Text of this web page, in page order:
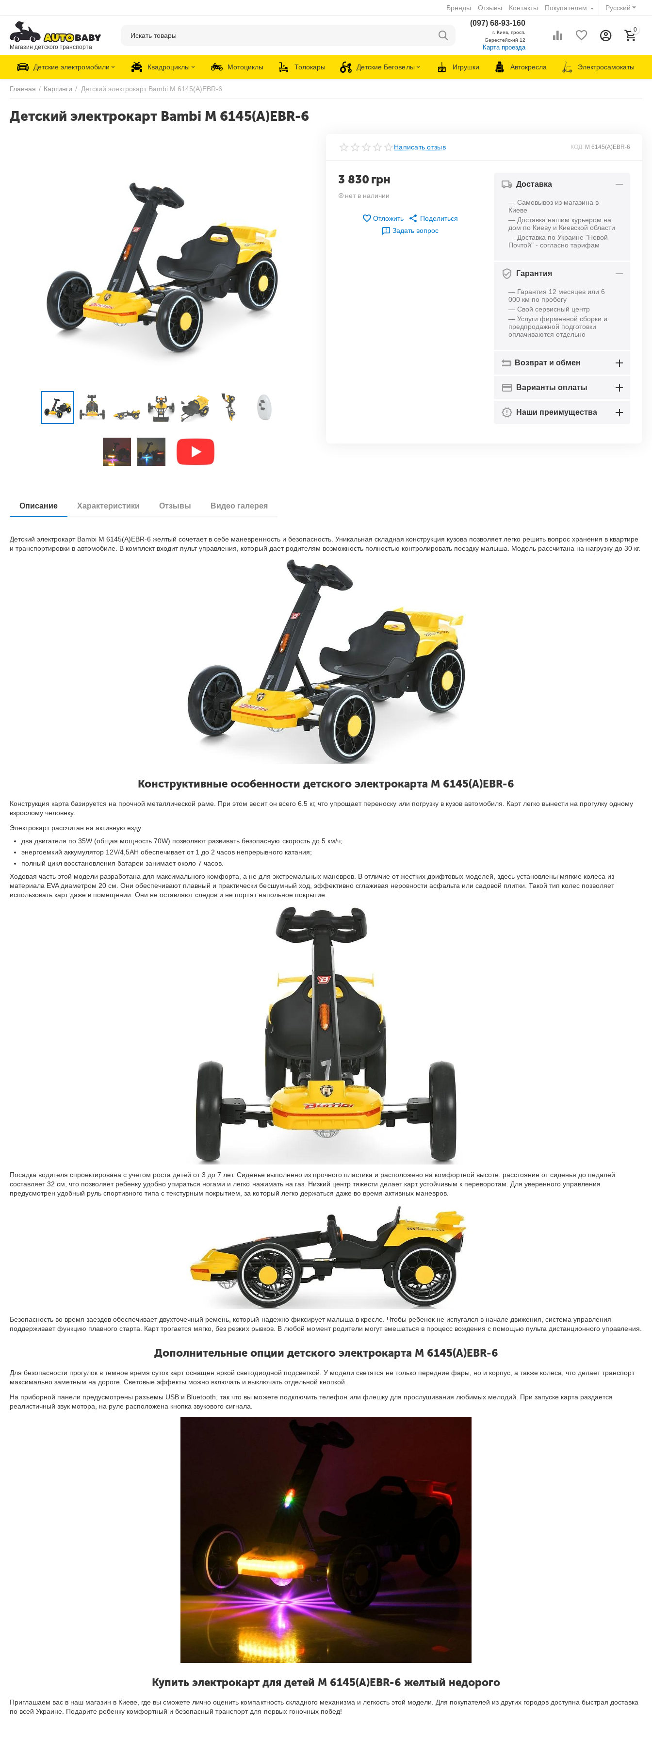
Русский
Бренды Отзывы Контакты Покупателям
Магазин детского транспорта
(097) 68-93-160
г. Киев, просп.
Берестейский 12
Карта проезда
0
Детские электромобили Квадроциклы Мотоциклы Толокары Детские Беговелы Игрушки Автокресла Электросамокаты
Главная / Картинги / Детский электрокарт Bambi M 6145(A)EBR-6
Детский электрокарт Bambi M 6145(A)EBR-6
Написать отзыв КОД: M 6145(A)EBR-6
3 830 грн
нет в наличии
Отложить
Поделиться
Задать вопрос
Доставка
— Самовывоз из магазина в
Киеве
— Доставка нашим курьером на
дом по Киеву и Киевской области
— Доставка по Украине "Новой
Почтой" - согласно тарифам
Гарантия
— Гарантия 12 месяцев или 6
000 км по пробегу
— Свой сервисный центр
— Услуги фирменной сборки и
предпродажной подготовки
оплачиваются отдельно
Возврат и обмен
Варианты оплаты
Наши преимущества
Описание Характеристики Отзывы Видео галерея
Детский электрокарт Bambi M 6145(A)EBR-6 желтый сочетает в себе маневренность и безопасность. Уникальная складная конструкция кузова позволяет легко решить вопрос хранения в квартире
и транспортировки в автомобиле. В комплект входит пульт управления, который дает родителям возможность полностью контролировать поездку малыша. Модель рассчитана на нагрузку до 30 кг.
Конструктивные особенности детского электрокарта M 6145(A)EBR-6
Конструкция карта базируется на прочной металлической раме. При этом весит он всего 6.5 кг, что упрощает переноску или погрузку в кузов автомобиля. Карт легко вынести на прогулку одному
взрослому человеку.
Электрокарт рассчитан на активную езду:
два двигателя по 35W (общая мощность 70W) позволяют развивать безопасную скорость до 5 км/ч;
энергоемкий аккумулятор 12V/4,5AH обеспечивает от 1 до 2 часов непрерывного катания;
полный цикл восстановления батареи занимает около 7 часов.
Ходовая часть этой модели разработана для максимального комфорта, а не для экстремальных маневров. В отличие от жестких дрифтовых моделей, здесь установлены мягкие колеса из
материала EVA диаметром 20 см. Они обеспечивают плавный и практически бесшумный ход, эффективно сглаживая неровности асфальта или садовой плитки. Такой тип колес позволяет
использовать карт даже в помещении Они не оставляют следов и не портят напольное покрытие.
Посадка водителя спроектирована с учетом роста детей от 3 до 7 лет. Сиденье выполнено из прочного пластика и расположено на комфортной высоте: расстояние от сиденья до педалей
составляет 32 см, что позволяет ребенку удобно упираться ногами и легко нажимать на газ. Низкий центр тяжести делает карт устойчивым к переворотам. Для уверенного управления
предусмотрен удобный руль спортивного типа с текстурным покрытием, за который легко держаться даже во время активных маневров.
Безопасность во время заездов обеспечивает двухточечный ремень, который надежно фиксирует малыша в кресле. Чтобы ребенок не испугался в начале движения, система управления
поддерживает функцию плавного старта
Карт трогается мягко, без резких рывков. В любой момент родители могут вмешаться в процесс вождения с помощью пульта дистанционного управления.
Дополнительные опции детского электрокарта M 6145(A)EBR-6
Для безопасности прогулок в темное время суток карт оснащен яркой светодиодной подсветкой. У модели светятся не только передние фары, но и корпус, а также колеса, что делает транспорт
максимально заметным на дороге. Световые эффекты можно включать и выключать отдельной кнопкой.
На приборной панели предусмотрены разъемы USB и Bluetooth, так что вы можете подключить телефон или флешку для прослушивания любимых мелодий. При запуске карта раздается
реалистичный звук мотора, на руле расположена кнопка звукового сигнала.
Купить электрокарт для детей M 6145(A)EBR-6 желтый недорого
Приглашаем вас в наш магазин в Киеве, где вы сможете лично оценить компактность складного механизма и легкость этой модели. Для покупателей из других городов доступна быстрая доставка
по всей Украине. Подарите ребенку комфортный и безопасный транспорт для первых гоночных побед!